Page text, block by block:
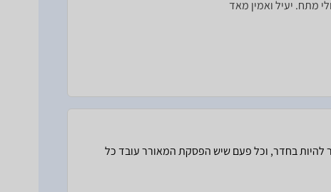
מתח. יעיל ואמין מאד
בחדר, וכל פעם שיש הפסקת המאורר עובד כל